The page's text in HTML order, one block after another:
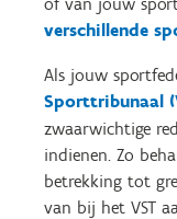
verschillende
Als jouw
Sporttribunaal
zwaarwichtige
indienen. Zo
betrekking tot
van bij het VST